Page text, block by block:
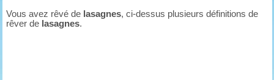
Vous avez rêvé de lasagnes, ci-dessus plusieurs définitions de
rêver de lasagnes.